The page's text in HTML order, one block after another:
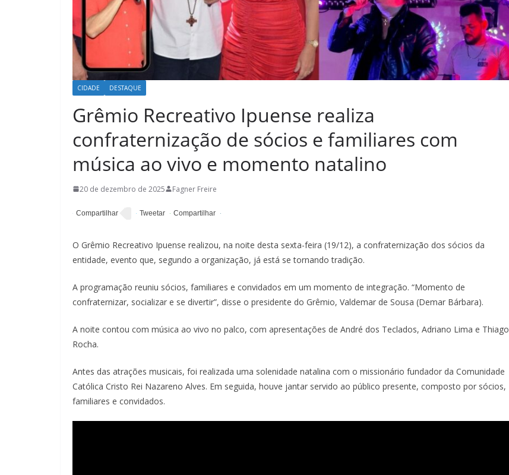
CIDADE DESTAQUE
Grêmio Recreativo Ipuense realiza
confraternização de sócios e familiares com
música ao vivo e momento natalino
20 de dezembro de 2025 Fagner Freire
O Grêmio Recreativo Ipuense realizou, na noite desta sexta-feira (19/12), a confraternização dos sócios da
entidade, evento que, segundo a organização, já está se tornando tradição.
A programação reuniu sócios, familiares e convidados em um momento de integração. “Momento de
confraternizar, socializar e se divertir”, disse o presidente do Grêmio, Valdemar de Sousa (Demar Bárbara).
A noite contou com música ao vivo no palco, com apresentações de André dos Teclados, Adriano Lima e Thiago
Rocha.
Antes das atrações musicais, foi realizada uma solenidade natalina com o missionário fundador da Comunidade
Católica Cristo Rei Nazareno Alves. Em seguida, houve jantar servido ao público presente, composto por sócios,
familiares e convidados.